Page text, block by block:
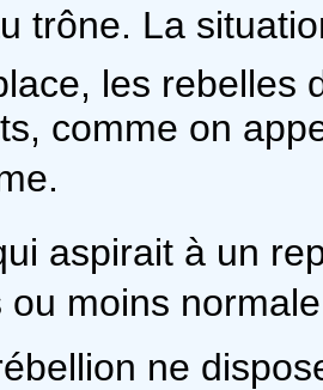
trône. La
les rebelles
comme on
aspirait à un
moins
ne